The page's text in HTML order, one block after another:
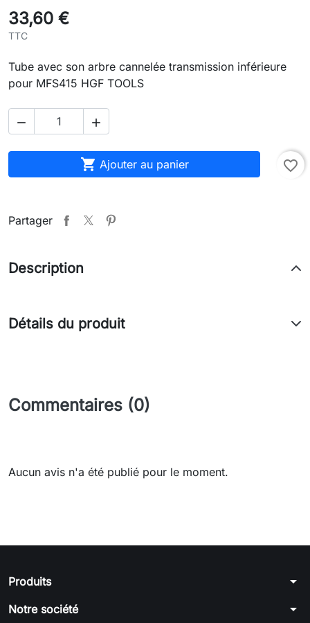
33,60 €
TTC
Tube avec son arbre cannelée transmission inférieure
pour MFS415 HGF TOOLS
 
 Ajouter au panier favorite_border
Partager
Description
Détails du produit
Commentaires (0)
Aucun avis n'a été publié pour le moment.
Produits arrow_drop_down
Notre société arrow_drop_down